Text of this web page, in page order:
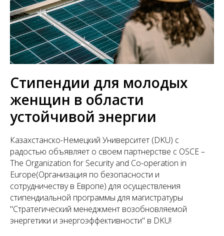
Стипендии для молодых
женщин в области
устойчивой энергии
Казахстанско-Немецкий Университет (DKU) с
радостью объявляет о своем партнерстве с OSCE –
The Organization for Security and Co-operation in
Europe(Организация по безопасности и
сотрудничеству в Европе) для осуществления
стипендиальной программы для магистратуры
"Стратегический менеджмент возобновляемой
энергетики и энергоэффективности" в DKU!